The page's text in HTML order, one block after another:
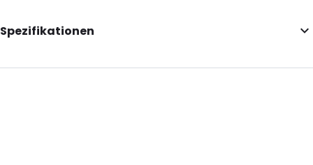
Spezifikationen
Additional information: Mit dem I'm Green Plastic-Logo